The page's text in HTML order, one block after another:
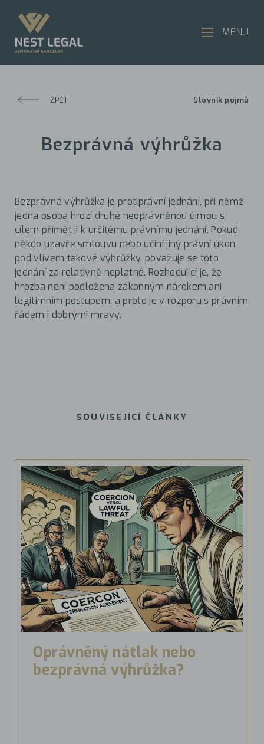
ZPĚT Slovník pojmů
Bezprávná výhrůžka
Bezprávná výhrůžka je protiprávní jednání, při němž
jedna osoba hrozí druhé neoprávněnou újmou s
cílem přimět ji k určitému právnímu jednání. Pokud
někdo uzavře smlouvu nebo učiní jiný právní úkon
pod vlivem takové výhrůžky, považuje se toto
jednání za relativně neplatné. Rozhodující je, že
hrozba není podložena zákonným nárokem ani
legitimním postupem, a proto je v rozporu s právním
řádem i dobrými mravy.
SOUVISEJÍCÍ ČLÁNKY
Oprávněný nátlak nebo
bezprávná výhrůžka?
MENU